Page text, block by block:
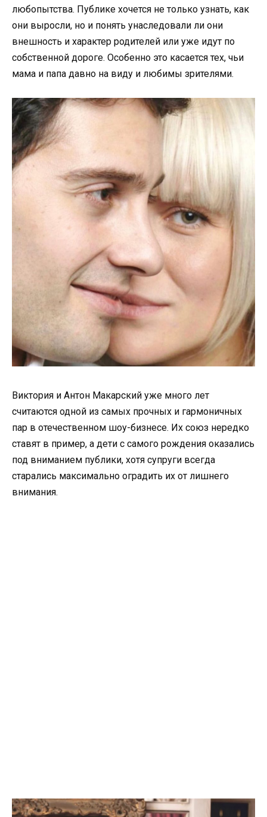
любопытства. Публике хочется не только узнать, как
они выросли, но и понять унаследовали ли они
внешность и характер родителей или уже идут по
собственной дороге. Особенно это касается тех, чьи
мама и папа давно на виду и любимы зрителями.
Виктория и Антон Макарский уже много лет
считаются одной из самых прочных и гармоничных
пар в отечественном шоу-бизнесе. Их союз нередко
ставят в пример, а дети с самого рождения оказались
под вниманием публики, хотя супруги всегда
старались максимально оградить их от лишнего
внимания.